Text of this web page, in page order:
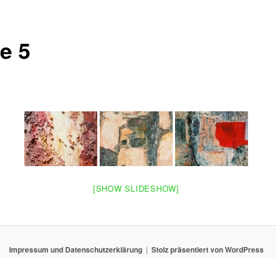
5
[SHOW SLIDESHOW]
Impressum und Datenschutzerklärung Stolz präsentiert von WordPress